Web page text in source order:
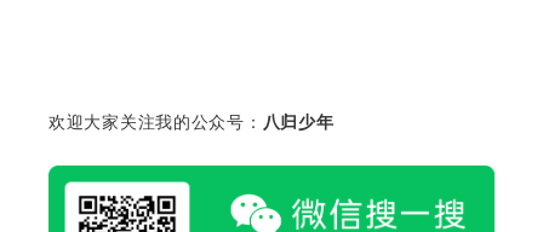
欢迎大家关注我的公众号： 八归少年